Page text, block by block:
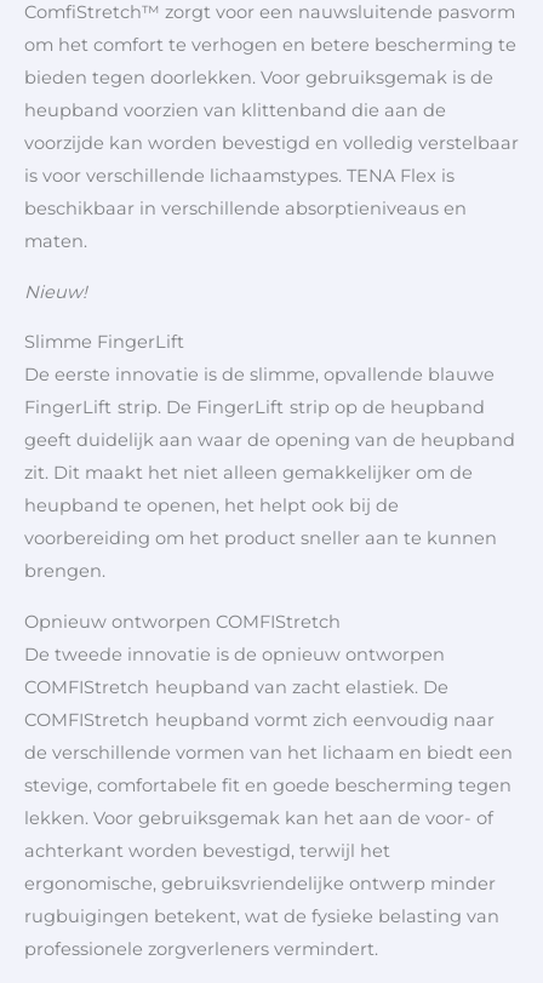
ComfiStretch™ zorgt voor een nauwsluitende pasvorm
om het comfort te verhogen en betere bescherming te
bieden tegen doorlekken. Voor gebruiksgemak is de
heupband voorzien van klittenband die aan de
voorzijde kan worden bevestigd en volledig verstelbaar
is voor verschillende lichaamstypes. TENA Flex is
beschikbaar in verschillende absorptieniveaus en
maten.
Nieuw!
Slimme FingerLift
De eerste innovatie is de slimme, opvallende blauwe
FingerLift strip. De FingerLift strip op de heupband
geeft duidelijk aan waar de opening van de heupband
zit. Dit maakt het niet alleen gemakkelijker om de
heupband te openen, het helpt ook bij de
voorbereiding om het product sneller aan te kunnen
brengen.
Opnieuw ontworpen COMFIStretch
De tweede innovatie is de opnieuw ontworpen
COMFIStretch heupband van zacht elastiek. De
COMFIStretch heupband vormt zich eenvoudig naar
de verschillende vormen van het lichaam en biedt een
stevige, comfortabele fit en goede bescherming tegen
lekken. Voor gebruiksgemak kan het aan de voor- of
achterkant worden bevestigd, terwijl het
ergonomische, gebruiksvriendelijke ontwerp minder
rugbuigingen betekent, wat de fysieke belasting van
professionele zorgverleners vermindert.